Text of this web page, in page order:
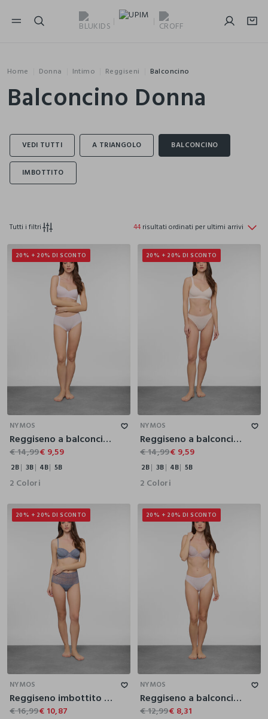
NAVIGATION.ARIA.GOTOMAINCONTENT
Home Donna Intimo Reggiseni Balconcino
Balconcino Donna
Tutti i filtri 44 risultati ordinati per ultimi arrivi
20% + 20% DI SCONTO
5B
NYMOS
Reggiseno a balconcino in viscosa di bamboo stretch donna
€ 14,99€ 9,59
2B 3B 4B 5B
2 Colori
20% + 20% DI SCONTO
5B
NYMOS
Reggiseno a balconcino in viscosa di bamboo stretch donna
€ 14,99€ 9,59
2B 3B 4B 5B
2 Colori
20% + 20% DI SCONTO
NYMOS
Reggiseno imbottito a balconcino donna
€ 16,99€ 10,87
20% + 20% DI SCONTO
NYMOS
Reggiseno a balconcino imbottito donna
€ 12,99€ 8,31